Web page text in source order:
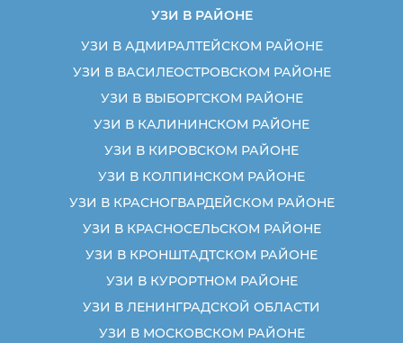
УЗИ В РАЙОНЕ
УЗИ В АДМИРАЛТЕЙСКОМ РАЙОНЕ
УЗИ В ВАСИЛЕОСТРОВСКОМ РАЙОНЕ
УЗИ В ВЫБОРГСКОМ РАЙОНЕ
УЗИ В КАЛИНИНСКОМ РАЙОНЕ
УЗИ В КИРОВСКОМ РАЙОНЕ
УЗИ В КОЛПИНСКОМ РАЙОНЕ
УЗИ В КРАСНОГВАРДЕЙСКОМ РАЙОНЕ
УЗИ В КРАСНОСЕЛЬСКОМ РАЙОНЕ
УЗИ В КРОНШТАДТСКОМ РАЙОНЕ
УЗИ В КУРОРТНОМ РАЙОНЕ
УЗИ В ЛЕНИНГРАДСКОЙ ОБЛАСТИ
УЗИ В МОСКОВСКОМ РАЙОНЕ